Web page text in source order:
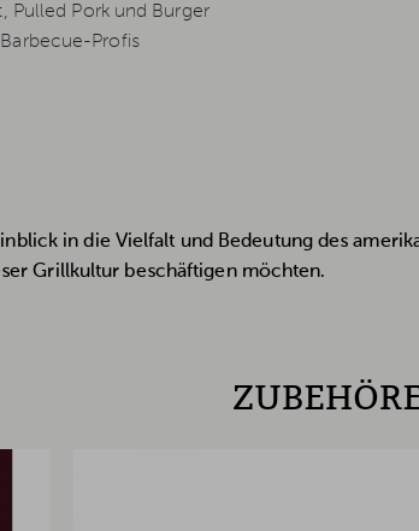
Pulled Pork und Burger
Profis
in die Vielfalt und Bedeutung des
Grillkultur beschäftigen möchten.